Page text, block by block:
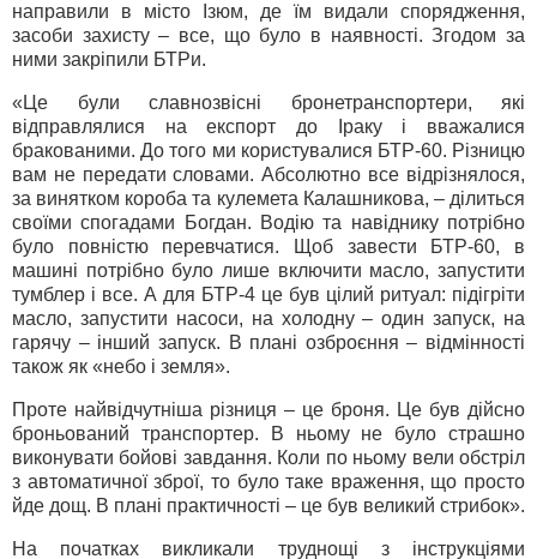
направили в місто Ізюм, де їм видали спорядження,
засоби захисту – все, що було в наявності. Згодом за
ними закріпили БТРи.
«Це були славнозвісні бронетранспортери, які
відправлялися на експорт до Іраку і вважалися
бракованими. До того ми користувалися БТР-60. Різницю
вам не передати словами. Абсолютно все відрізнялося,
за винятком короба та кулемета Калашникова, – ділиться
своїми спогадами Богдан. Водію та навіднику потрібно
було повністю перевчатися. Щоб завести БТР-60, в
машині потрібно було лише включити масло, запустити
тумблер і все. А для БТР-4 це був цілий ритуал: підігріти
масло, запустити насоси, на холодну – один запуск, на
гарячу – інший запуск. В плані озброєння – відмінності
також як «небо і земля».
Проте найвідчутніша різниця – це броня. Це був дійсно
броньований транспортер. В ньому не було страшно
виконувати бойові завдання. Коли по ньому вели обстріл
з автоматичної зброї, то було таке враження, що просто
йде дощ. В плані практичності – це був великий стрибок».
На початках викликали труднощі з інструкціями